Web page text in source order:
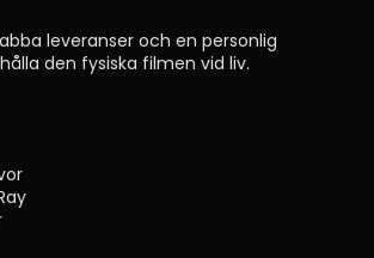
leveranser och en personlig
den fysiska filmen vid liv.